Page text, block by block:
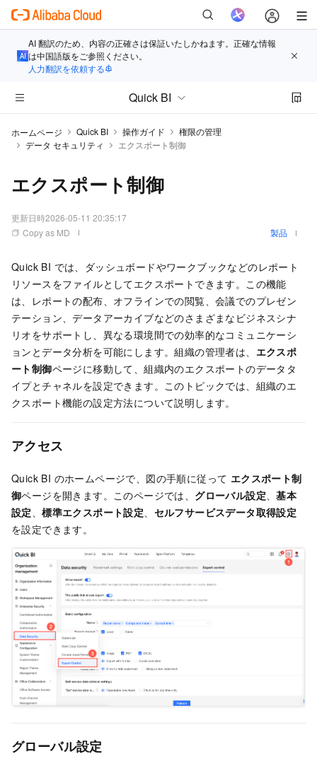
AI 翻訳のため、内容の正確さは保証いたしかねます。正確な情報
は中国語版をご参照ください。
人力翻訳を依頼する
Quick BI
ホームページ Quick BI 操作ガイド
権限の管理
データ セキュリティ
エクスポート制御
エクスポート制御
更新日時2026-05-11 20:35:17
Copy as MD
製品
Quick BI では、ダッシュボードやワークブックなどのレポート
リソースをファイルとしてエクスポートできます。この機能
は、レポートの配布、オフラインでの閲覧、会議でのプレゼン
テーション、データアーカイブなどのさまざまなビジネスシナ
リオをサポートし、異なる環境間での効率的なコミュニケーシ
ョンとデータ分析を可能にします。組織の管理者は、 エクスポ
ート制御ページに移動して、組織内のエクスポートのデータタ
イプとチャネルを設定できます。このトピックでは、組織のエ
クスポート機能の設定方法について説明します。
アクセス
Quick BI のホームページで、図の手順に従って エクスポート制
御ページを開きます。このページでは、 グローバル設定、基本
設定、標準エクスポート設定、 セルフサービスデータ取得設定
を設定できます。
グローバル設定